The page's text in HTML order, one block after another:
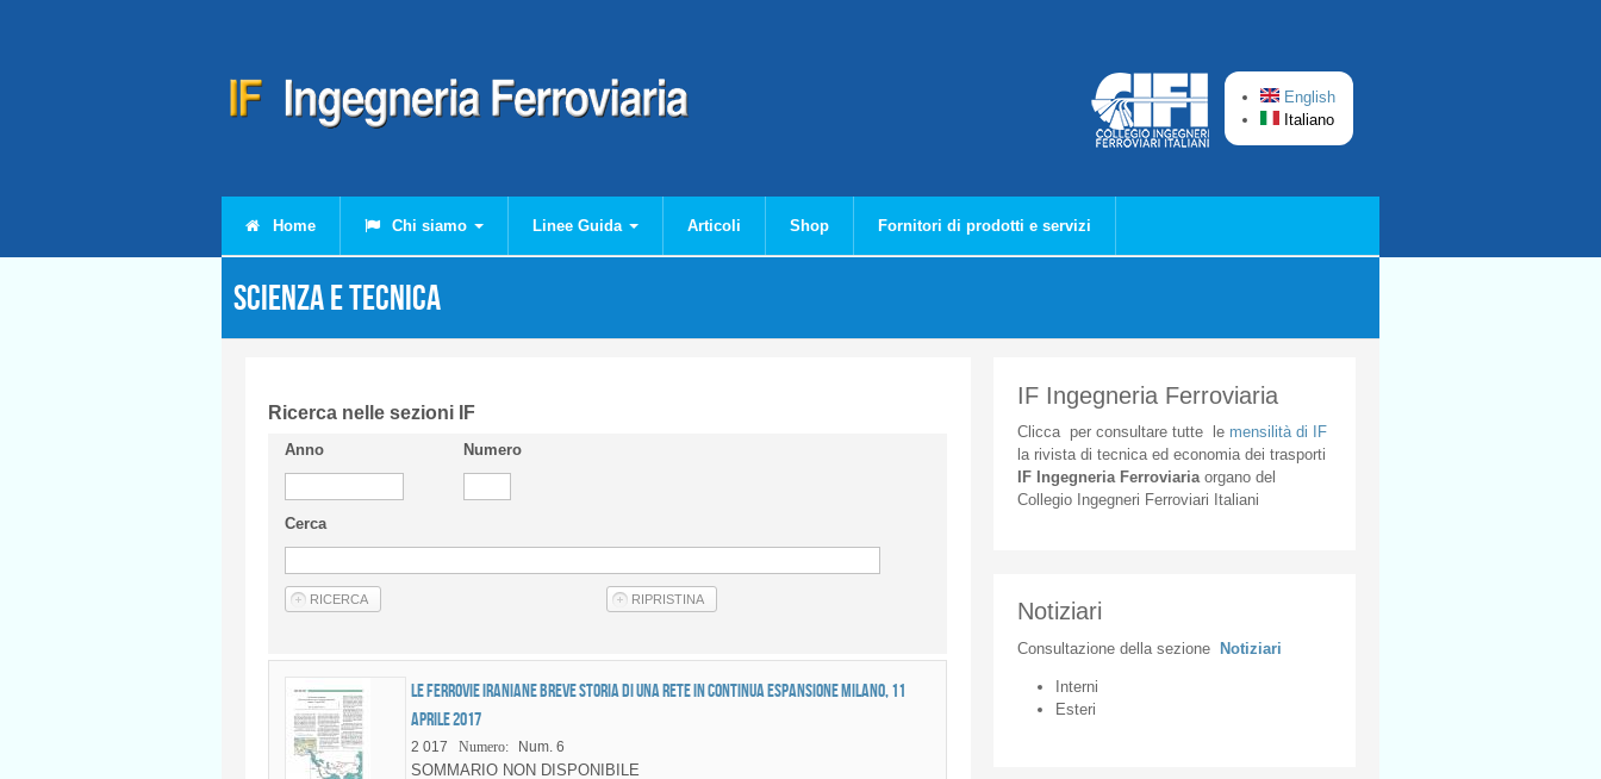
English
Italiano
Home Chi siamo Linee Guida Articoli Shop Fornitori di prodotti e servizi
Scienza e Tecnica
Ricerca nelle sezioni IF
Anno Numero
Cerca
Le ferrovie iraniane Breve storia di una rete in continua espansione Milano, 11
aprile 2017
2 017 Numero: Num. 6
SOMMARIO NON DISPONIBILE
IF Ingegneria Ferroviaria
Cliccaper consultare tuttele mensilità di IF
la rivista di tecnica ed economia dei trasporti
IF Ingegneria Ferroviaria organodel
Collegio
Ingegneri Ferroviari Italiani
Notiziari
Consultazione della sezione Notiziari
Interni
Esteri